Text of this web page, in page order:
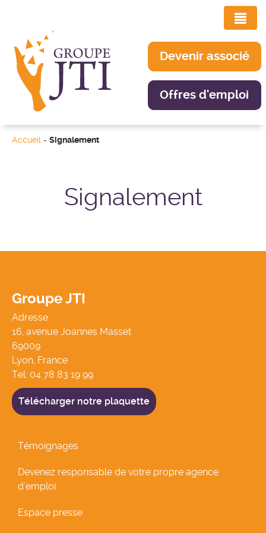
Devenir associé
Offres d'emploi
Signalement
Accueil - Signalement
Groupe JTI
Adresse :
16, avenue Joannes Masset
69009
Lyon, France
Tel: 04 78 83 19 99
Télécharger notre plaquette
Témoignages
Devenez responsable de votre propre agence
d’emploi
Espace presse